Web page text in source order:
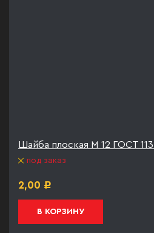
Шайба плоская М 12 ГОСТ
под заказ
2,00 Р
В КОРЗИНУ